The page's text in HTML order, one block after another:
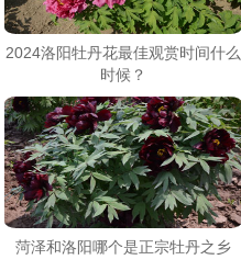
2024洛阳牡丹花最佳观赏时间什么
时候？
菏泽和洛阳哪个是正宗牡丹之乡